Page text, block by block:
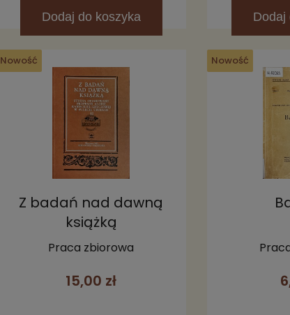
Dodaj do koszyka Dodaj
Z badań nad dawną
książką
Praca zbiorowa
15,00 zł
Nowość Nowość